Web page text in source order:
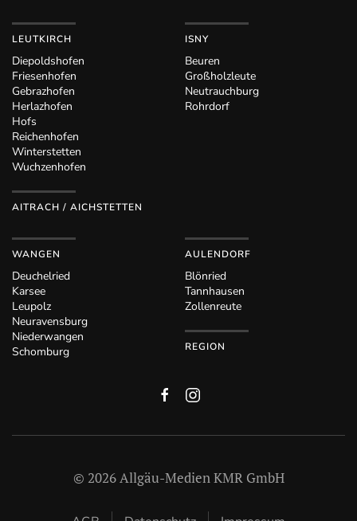
LEUTKIRCH
Diepoldshofen
Friesenhofen
Gebrazhofen
Herlazhofen
Hofs
Reichenhofen
Winterstetten
Wuchzenhofen
AITRACH / AICHSTETTEN
ISNY
Beuren
Großholzleute
Neutrauchburg
Rohrdorf
WANGEN
Deuchelried
Karsee
Leupolz
Neuravensburg
Niederwangen
Schomburg
AULENDORF
Blönried
Tannhausen
Zollenreute
REGION
© 2026Allgäu-Medien KMR GmbH